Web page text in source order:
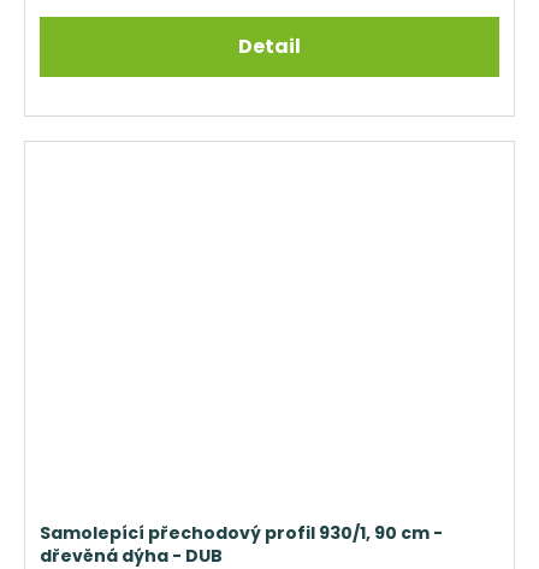
Detail
Samolepící přechodový profil 930/1, 90 cm -
dřevěná dýha - DUB